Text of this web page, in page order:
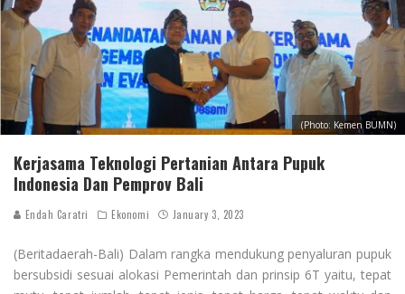
(Photo: Kemen BUMN)
Kerjasama Teknologi Pertanian Antara Pupuk
Indonesia Dan Pemprov Bali
Endah Caratri Ekonomi January 3, 2023
(Beritadaerah-Bali) Dalam rangka mendukung penyaluran pupuk
bersubsidi sesuai alokasi Pemerintah dan prinsip 6T yaitu, tepat